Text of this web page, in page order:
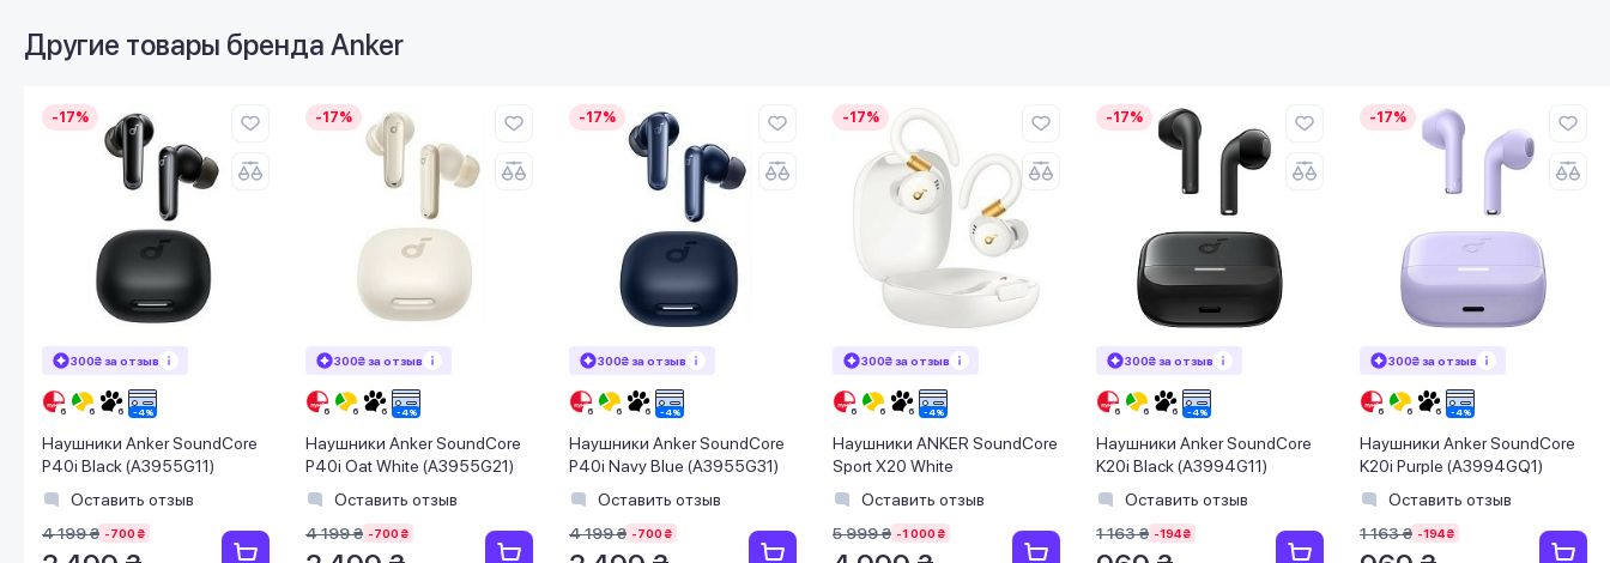
Другие товары бренда Anker
-17%
300₴ за отзыв
Наушники Anker SoundCore
P40i Black (A3955G11)
Оставить отзыв
4 199 ₴ -700 ₴
-17%
300₴ за отзыв
Наушники Anker SoundCore
P40i Oat White (A3955G21)
Оставить отзыв
4 199 ₴ -700 ₴
-17%
300₴ за отзыв
Наушники Anker SoundCore
P40i Navy Blue (A3955G31)
Оставить отзыв
4 199 ₴ -700 ₴
-17%
300₴ за отзыв
Наушники ANKER SoundCore
Sport X20 White
Оставить отзыв
5 999 ₴ -1 000 ₴
-17%
300₴ за отзыв
Наушники Anker SoundCore
K20i Black (A3994G11)
Оставить отзыв
1 163 ₴ -194 ₴
-17%
300₴ за отзыв
Наушники Anker SoundCore
K20i Purple (A3994GQ1)
Оставить отзыв
1 163 ₴ -194 ₴